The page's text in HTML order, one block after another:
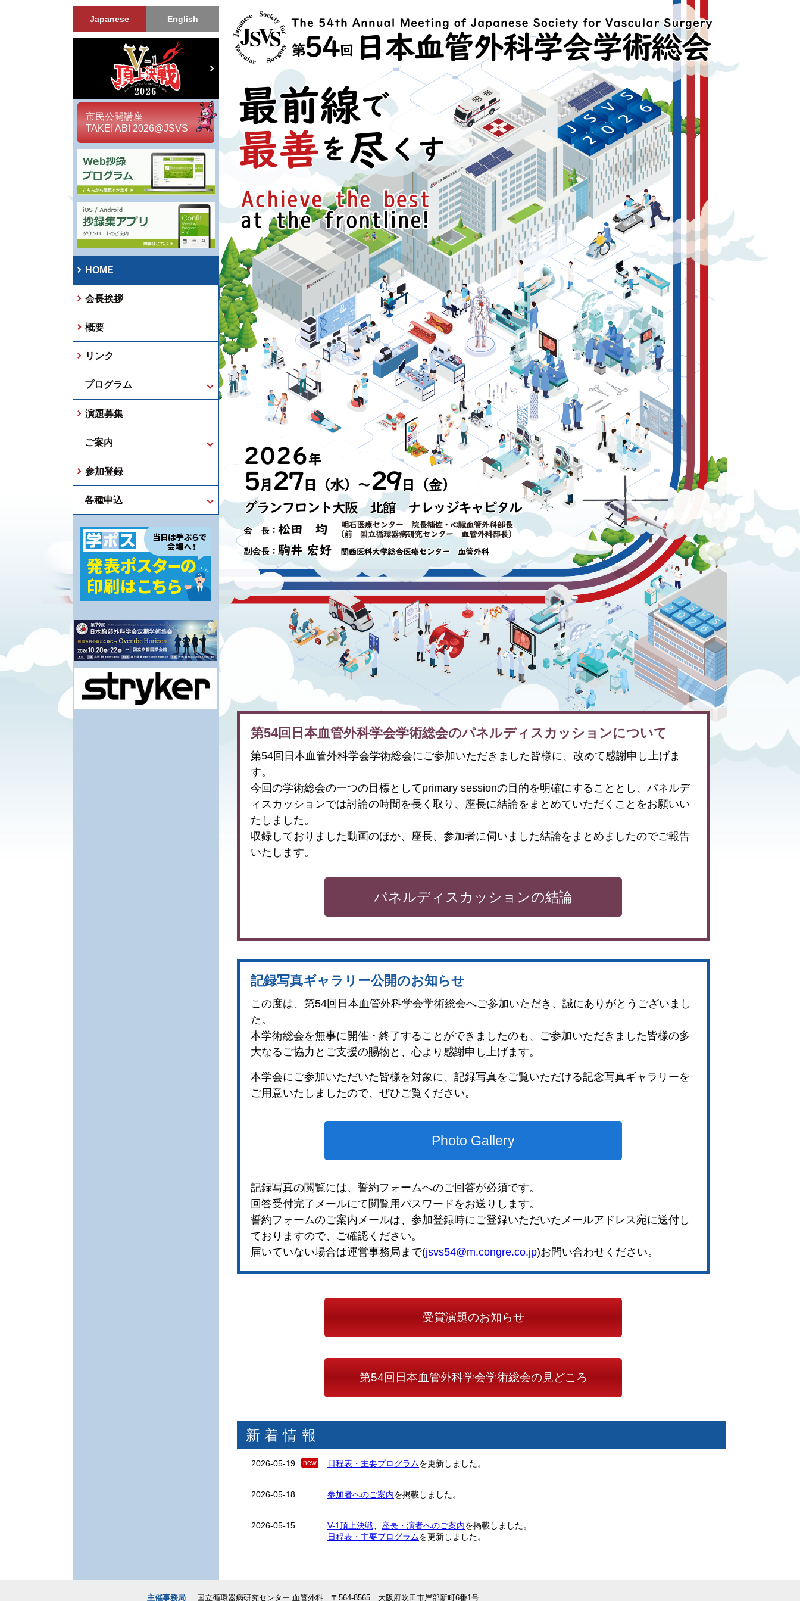
Japanese English
市民公開講座
TAKE! ABI 2026@JSVS
HOME
会長挨拶
概要
リンク
プログラム
日程表・主要プログラム
第3回JAST特別企画
利益相反開示状態のご案
内
演題募集
ご案内
参加者へのご案内
座長・演者へのご案内
会場案内
医療安全講習会・指導医
講習会
第42回教育セミナー
参加登録
各種申込
託児室のご案内
協賛申込
取材申込
第54回日本血管外科学会学術総会のパネルディスカッションについて
第54回日本血管外科学会学術総会にご参加いただきました皆様に、改めて感謝申し上げま
す。
今回の学術総会の一つの目標としてprimary sessionの目的を明確にすることとし、パネルデ
ィスカッションでは討論の時間を長く取り、座長に結論をまとめていただくことをお願いい
たしました。
収録しておりました動画のほか、座長、参加者に伺いました結論をまとめましたのでご報告
いたします。
パネルディスカッションの結論
記録写真ギャラリー公開のお知らせ
この度は、第54回日本血管外科学会学術総会へご参加いただき、誠にありがとうございまし
た。
本学術総会を無事に開催・終了することができましたのも、ご参加いただきました皆様の多
大なるご協力とご支援の賜物と、心より感謝申し上げます。
本学会にご参加いただいた皆様を対象に、記録写真をご覧いただける記念写真ギャラリーを
ご用意いたしましたので、ぜひご覧ください。
Photo Gallery
記録写真の閲覧には、誓約フォームへのご回答が必須です。
回答受付完了メールにて閲覧用パスワードをお送りします。
誓約フォームのご案内メールは、参加登録時にご登録いただいたメールアドレス宛に送付し
ておりますので、ご確認ください。
届いていない場合は運営事務局まで(jsvs54@m.congre.co.jp)お問い合わせください。
受賞演題のお知らせ
第54回日本血管外科学会学術総会の見どころ
新着情報
2026-05-19 日程表・主要プログラムを更新しました。
2026-05-18 参加者へのご案内を掲載しました。
2026-05-15 V-1頂上決戦 座長・演者へのご案内を掲載しました。
日程表・主要プログラムを更新しました。
2026-04-27 学ポスの受付を開始しました（5/19（火）締切）。
主催事務局 国立循環器病研究センター 血管外科 〒564-8565 大阪府吹田市岸部新町6番1号